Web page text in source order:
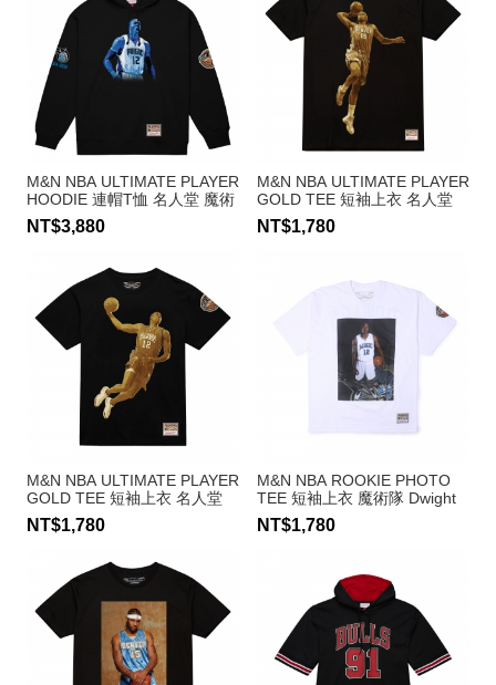
M&N NBA ULTIMATE PLAYER
HOODIE 連帽T恤 名人堂 魔術
隊 Dwight Howard
NT$3,880
M&N NBA ULTIMATE PLAYER
GOLD TEE 短袖上衣 名人堂
金塊隊 Carmelo Anthony
NT$1,780
M&N NBA ULTIMATE PLAYER
GOLD TEE 短袖上衣 名人堂
魔術隊 Dwight Howard
NT$1,780
M&N NBA ROOKIE PHOTO
TEE 短袖上衣 魔術隊 Dwight
Howard
NT$1,780